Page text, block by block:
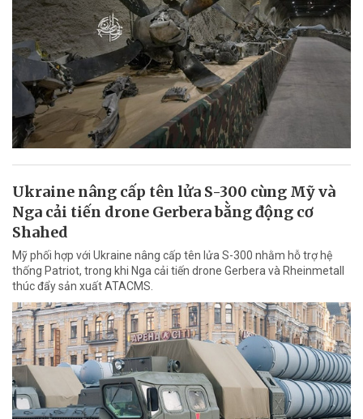
Ukraine nâng cấp tên lửa S-300 cùng Mỹ và
Nga cải tiến drone Gerbera bằng động cơ
Shahed
Mỹ phối hợp với Ukraine nâng cấp tên lửa S-300 nhằm hỗ trợ hệ
thống Patriot, trong khi Nga cải tiến drone Gerbera và Rheinmetall
thúc đẩy sản xuất ATACMS.